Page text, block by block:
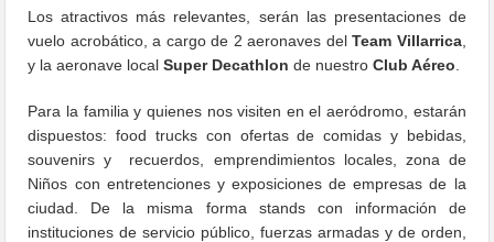
Los atractivos más relevantes, serán las presentaciones de
vuelo acrobático, a cargo de 2 aeronaves delTeam Villarrica,
y la aeronave localSuper Decathlon de nuestroClub Aéreo
Para la familia y quienes nos visiten en el aeródromo, estarán
dispuestos: food trucks con ofertas de comidas y bebidas,
souvenirs y recuerdos, emprendimientos locales, zona de
Niños con entretenciones y exposiciones de empresas de la
ciudad. De la misma forma stands con información de
instituciones de servicio público, fuerzas armadas y de orden,